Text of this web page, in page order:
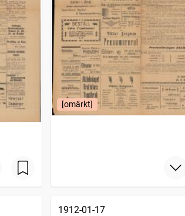
[omärkt]
1912-01-17